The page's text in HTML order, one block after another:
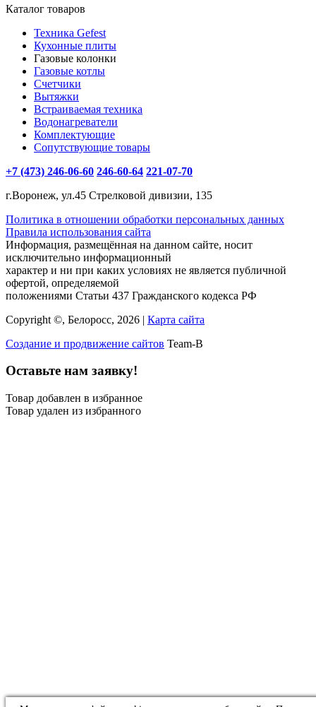
Каталог товаров
Техника Gefest
Кухонные плиты
Газовые колонки
Газовые котлы
Счетчики
Вытяжки
Встраиваемая техника
Водонагреватели
Комплектующие
Сопутствующие товары
+7 (473) 246-06-60 246-60-64 221-07-70
г.Воронеж, ул.45 Стрелковой дивизии, 135
Политика в отношении обработки персональных данных
Правила использования сайта
Информация, размещённая на данном сайте, носит
исключительно информационный
характер и ни при каких условиях не является публичной
офертой, определяемой
положениями Статьи 437 Гражданского кодекса РФ
Copyright ©, Белоросс, 2026 | Карта сайта
Создание и продвижение сайтов Team-B
Оставьте нам заявку!
Товар добавлен в избранное
Товар удален из избранного